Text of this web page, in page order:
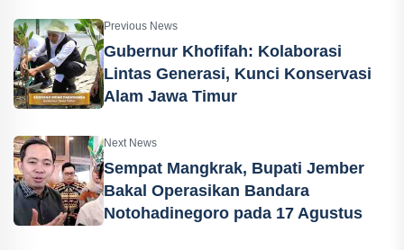
Previous News
Gubernur Khofifah: Kolaborasi
Lintas Generasi, Kunci Konservasi
Alam Jawa Timur
Next News
Sempat Mangkrak, Bupati Jember
Bakal Operasikan Bandara
Notohadinegoro pada 17 Agustus